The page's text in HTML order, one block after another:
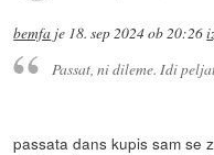
bemfa je 18. sep 2024 ob 20:26
Passat, ni dileme. Idi
passata dans kupis sam se